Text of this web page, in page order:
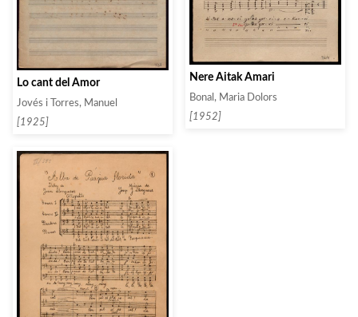
Lo cant del Amor
Jovés i Torres, Manuel
[1925]
Nere Aitak Amari
Bonal, Maria Dolors
[1952]